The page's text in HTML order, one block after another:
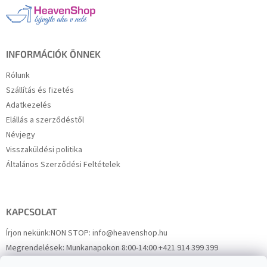
INFORMÁCIÓK ÖNNEK
Rólunk
Szállítás és fizetés
Adatkezelés
Elállás a szerződéstől
Névjegy
Visszaküldési politika
Általános Szerződési Feltételek
KAPCSOLAT
Írjon nekünk:NON STOP: info@heavenshop.hu
Megrendelések:Munkanapokon 8:00-14:00 +421 914 399 399